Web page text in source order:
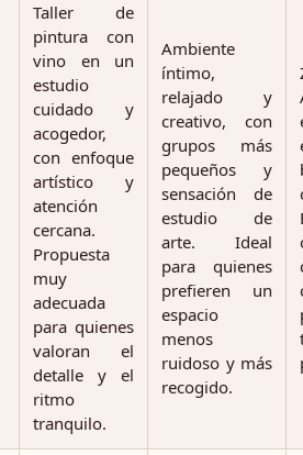
Taller de
pintura con
vino en un
estudio
cuidado y
acogedor,
con enfoque
artístico y
atención
cercana.
Propuesta
muy
adecuada
para quienes
valoran el
detalle y el
ritmo
tranquilo.
Ambiente
íntimo,
relajado y
creativo, con
grupos más
pequeños y
sensación de
estudio de
arte. Ideal
para quienes
prefieren un
espacio
menos
ruidoso y más
recogido.